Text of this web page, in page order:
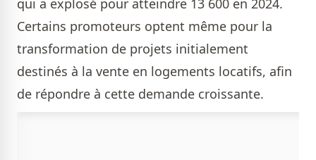
Certains promoteurs optent même pour la
transformation de projets initialement
destinés à la vente en logements locatifs, afin
de répondre à cette demande croissante.